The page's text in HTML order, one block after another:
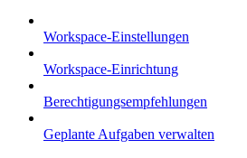
Workspace-Einstellungen
Workspace-Einrichtung
Berechtigungsempfehlungen
Geplante Aufgaben verwalten